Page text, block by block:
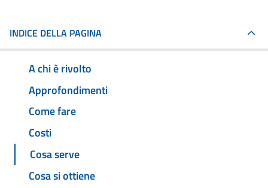
INDICE DELLA PAGINA
A chi è rivolto
Approfondimenti
Come fare
Costi
Cosa serve
Cosa si ottiene